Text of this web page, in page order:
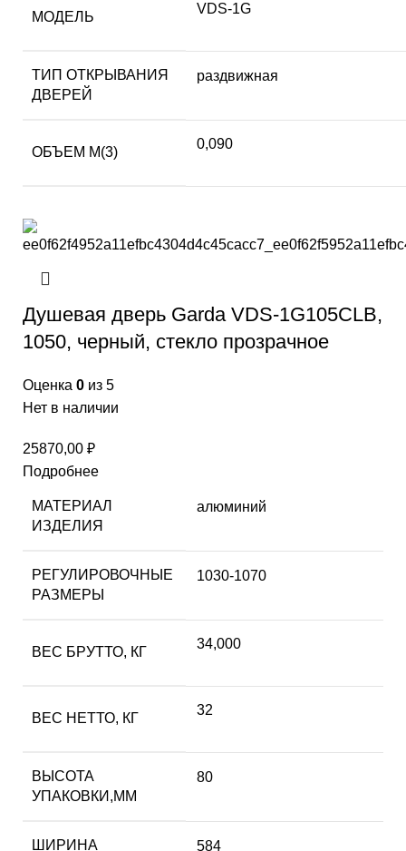
МОДЕЛЬ
VDS-1G
ТИП ОТКРЫВАНИЯ
ДВЕРЕЙ
раздвижная
ОБЪЕМ М(3)
0,090
Душевая дверь Garda VDS-1G105CLB,
1050, черный, стекло прозрачное
Оценка 0 из 5
Нет в наличии
25870,00 ₽
Подробнее
МАТЕРИАЛ
ИЗДЕЛИЯ
алюминий
РЕГУЛИРОВОЧНЫЕ
РАЗМЕРЫ
1030-1070
ВЕС БРУТТО, КГ
34,000
ВЕС НЕТТО, КГ
32
ВЫСОТА
УПАКОВКИ,ММ
80
ШИРИНА 584